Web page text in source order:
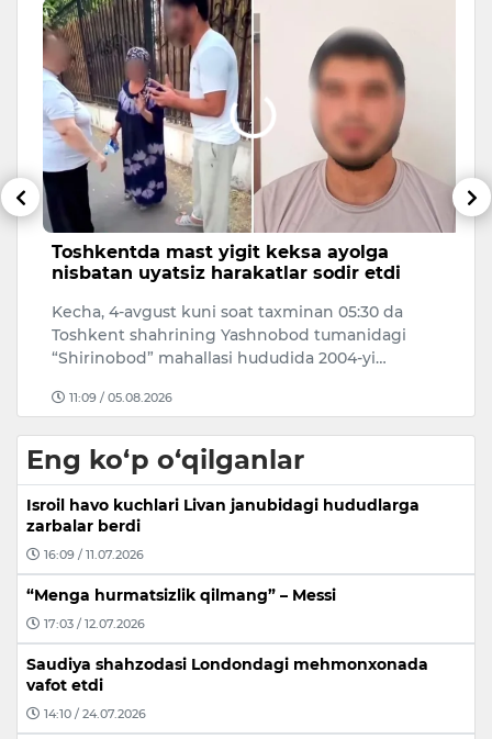
Toshkentda mast yigit keksa ayolga
nisbatan uyatsiz harakatlar sodir etdi
Kecha, 4-avgust kuni soat taxminan 05:30 da
Toshkent shahrining Yashnobod tumanidagi
“Shirinobod” mahallasi hududida 2004-yi…
11:09 / 05.08.2026
Eng ko‘p o‘qilganlar
Isroil havo kuchlari Livan janubidagi hududlarga
zarbalar berdi
16:09 / 11.07.2026
“Menga hurmatsizlik qilmang” – Messi
17:03 / 12.07.2026
Saudiya shahzodasi Londondagi mehmonxonada
vafot etdi
14:10 / 24.07.2026